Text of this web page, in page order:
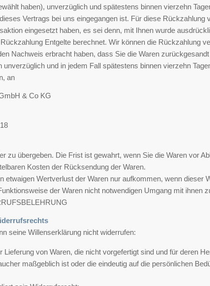
haben), unverzüglich und spätestens binnen vierzehn
Vertrags bei uns eingegangen ist. Für diese
eingesetzt haben, es sei denn, mit Ihnen wurde
Entgelte berechnet. Wir können die Rückzahlung
Nachweis erbracht haben, dass Sie die Waren
unverzüglich und in jedem Fall spätestens binnen vierzehn
an
& Co KG
zu übergeben. Die Frist ist gewahrt, wenn Sie die Waren vor
Kosten der Rücksendung der Waren.
etwaigen Wertverlust der Waren nur aufkommen, wenn dieser
der Waren nicht notwendigen Umgang mit ihnen
seine Willenserklärung nicht widerrufen:
Lieferung von Waren, die nicht vorgefertigt sind und für deren
maßgeblich ist oder die eindeutig auf die persönlichen